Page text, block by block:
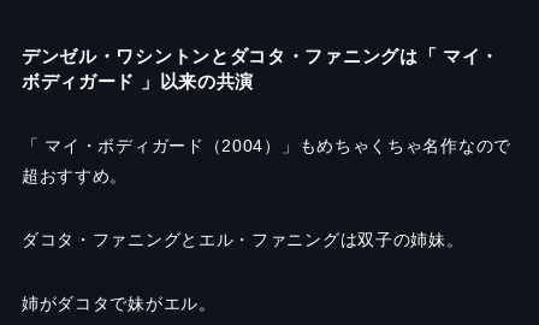
デンゼル・ワシントンとダコタ・ファニングは「 マイ・
ボディガード 」以来の共演
「 マイ・ボディガード（2004）」もめちゃくちゃ名作なので
超おすすめ。
ダコタ・ファニングとエル・ファニングは双子の姉妹。
姉がダコタで妹がエル。